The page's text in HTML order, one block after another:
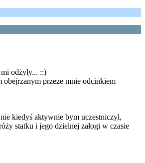
odżyły... ::)
obejrzanym przeze mnie odcinkiem
kiedyś aktywnie bym uczestniczył,
statku i jego dzielnej załogi w czasie